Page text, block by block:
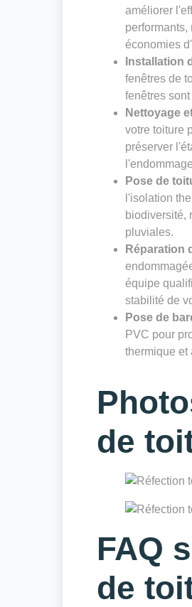
améliorer
économies
Installation
fenêtres de
fenêtres
Nettoyage
votre toiture
préserver
Pose de
l'isolation
biodiversité,
pluviales.
Réparation
équipe
stabilité de
Pose de
PVC pour
thermique et
de
FAQ
de